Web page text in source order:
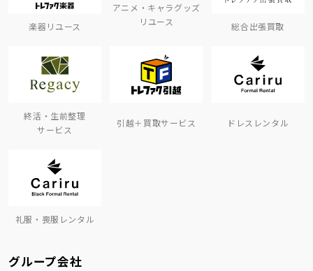
楽器リユース
アニメ・キャラグッズ
リユース
総合出張買取
終活・生前整理
サービス
引越＋買取サービス ドレスレンタル
礼服・喪服レンタル
グループ会社